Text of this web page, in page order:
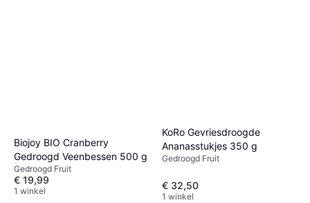
Biojoy BIO Cranberry
Gedroogd Veenbessen 500 g
Gedroogd Fruit
€ 19,99
1 winkel
KoRo Gevriesdroogde
Ananasstukjes 350 g
Gedroogd Fruit
€ 32,50
1 winkel